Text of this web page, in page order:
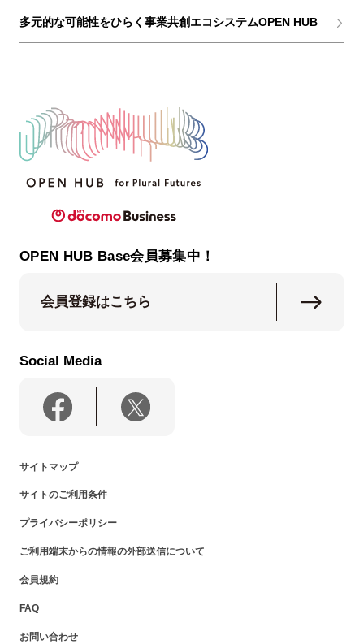
多元的な可能性をひらく事業共創エコシステムOPEN HUB
OPEN HUB Base会員募集中！
会員登録はこちら
Social Media
サイトマップ
サイトのご利用条件
プライバシーポリシー
ご利用端末からの情報の外部送信について
会員規約
FAQ
お問い合わせ